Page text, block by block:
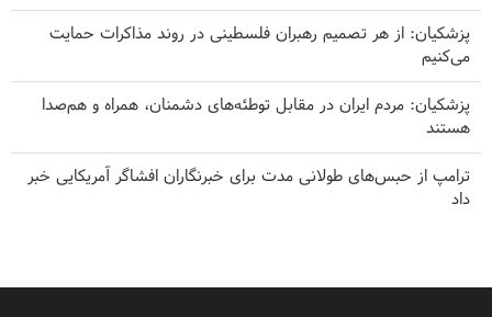
پزشکیان: از هر تصمیم رهبران فلسطینی در روند مذاکرات حمایت
می‌کنیم
پزشکیان: مردم ایران در مقابل توطئه‌های دشمنان، همراه و هم‌صدا
هستند
ترامپ از حبس‌های طولانی مدت برای خبرنگاران افشاگر آمریکایی خبر
داد